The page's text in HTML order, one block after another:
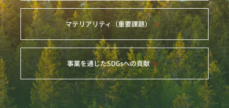
マテリアリティ（重要課題）
事業を通じたSDGsへの貢献